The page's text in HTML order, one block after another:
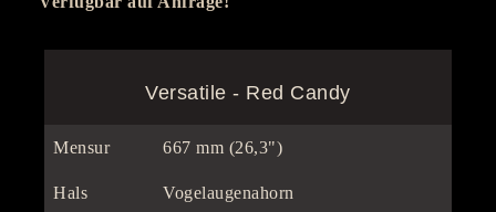
Versatile - Red Candy
Mensur 667 mm (26,3")
Hals Vogelaugenahorn